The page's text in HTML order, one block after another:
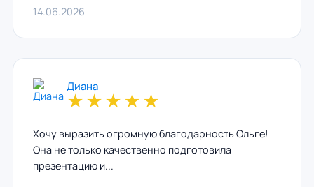
14.06.2026
Диана
★★★★★
Хочу выразить огромную благодарность Ольге!
Она не только качественно подготовила
презентацию и...